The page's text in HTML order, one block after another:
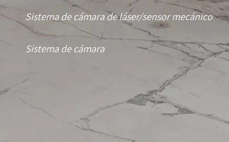
Sistema de cámara de láser/sensor mecánico
Sistema de cámara